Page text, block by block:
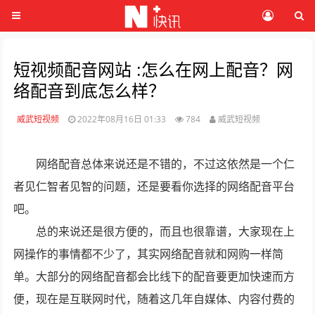
短视频配音网站 :怎么在网上配音？网
络配音到底怎么样？
威武短视频 2022年08月16日 01:33 784 威武短视频
网络配音总体来说还是不错的，不过这依然是一个仁
者见仁智者见智的问题，还是要看你选择的网络配音平台
吧。
总的来说还是很方便的，而且也很靠谱，大家现在上
网操作的事情都不少了，其实网络配音就和网购一样简
单。大部分的网络配音都会比线下的配音要更加快速而方
便，现在是互联网时代，随着这几年自媒体、内容付费的